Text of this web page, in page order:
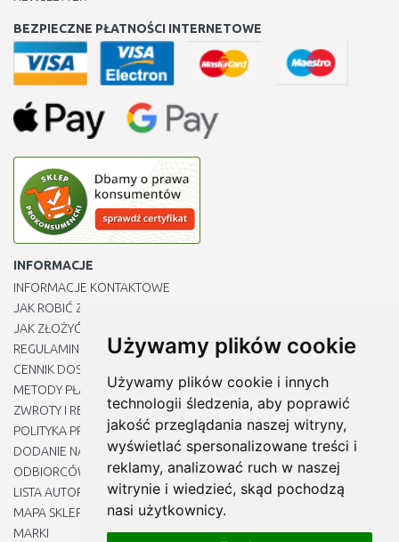
Używamy plików cookie
Używamy plików cookie i innych
technologii śledzenia, aby poprawić
jakość przeglądania naszej witryny,
wyświetlać spersonalizowane treści i
reklamy, analizować ruch w naszej
witrynie i wiedzieć, skąd pochodzą
nasi użytkownicy.
BEZPIECZNE PŁATNOŚCI INTERNETOWE
INFORMACJE
INFORMACJE KONTAKTOWE
JAK ROBIĆ ZAKUPY ?
JAK ZŁOŻYĆ REKLAMACJĘ
REGULAMIN
CENNIK DOSTAWY
METODY PŁATNOŚCI
ZWROTY I REKLAMACJE PRODUKTÓW
POLITYKA PRYWATNOŚCI
DODANIE NASZYCH ADRESÓW E-MAIL DO LISTY ZAUFANYCH
ODBIORCÓW
LISTA AUTORYZOWANYCH CENTRÓW SERWISOWYCH
MAPA SKLEPU
MARKI